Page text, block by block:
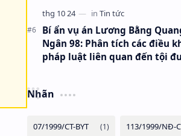
BLĐTBXH-BTC ngày 31/12/1998
việc xác định quỹ tiền lương
hiện trong các doanh nghiệp
nước
Bí ẩn vụ án Lương Bằng
Ngân 98: Phân tích các điều
pháp luật liên quan đến tội
Nhãn